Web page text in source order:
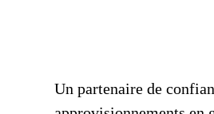
Un partenaire de